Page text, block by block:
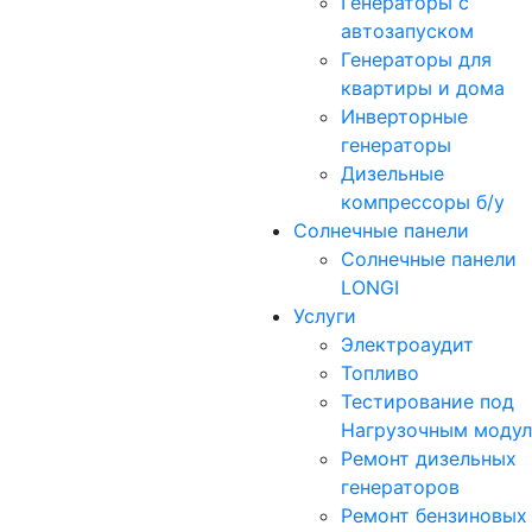
автозапуском
Генераторы для
квартиры и дома
Инверторные
генераторы
Дизельные
компрессоры б/у
Солнечные панели
Солнечные панели
LONGI
Услуги
Электроаудит
Топливо
Тестирование под
Нагрузочным
Ремонт дизельных
генераторов
Ремонт бензиновых